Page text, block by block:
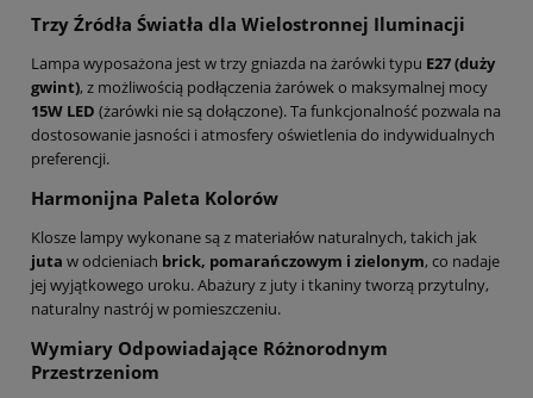
Trzy Źródła Światła dla Wielostronnej Iluminacji
Lampa wyposażona jest w trzy gniazda na żarówki typu E27 (duży
gwint), z możliwością podłączenia żarówek o maksymalnej mocy
15W LED (żarówki nie są dołączone). Ta funkcjonalność pozwala na
dostosowanie jasności i atmosfery oświetlenia do indywidualnych
preferencji.
Harmonijna Paleta Kolorów
Klosze lampy wykonane są z materiałów naturalnych, takich jak
juta w odcieniach brick, pomarańczowym i zielonym, co nadaje
jej wyjątkowego uroku. Abażury z juty i tkaniny tworzą przytulny,
naturalny nastrój w pomieszczeniu.
Wymiary Odpowiadające Różnorodnym
Przestrzeniom